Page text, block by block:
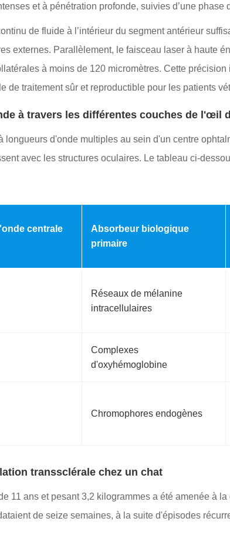
et à pénétration profonde, suivies d’une
de fluide à l’intérieur du segment antérieur
externes. Parallèlement, le faisceau laser à haute
à moins de 120 micromètres. Cette
de traitement sûr et reproductible pour les patients
à travers les différentes couches de l'œil
longueurs d'onde multiples au sein d'un centre
avec les structures oculaires. Le tableau ci-
centrale
Absorbeur biologique
primaire
Réseaux de mélanine
intracellulaires
Complexes
d'oxyhémoglobine
Chromophores endogènes
transsclérale chez un chat
11 ans et pesant 3,2 kilogrammes a été amenée à
de seize semaines, à la suite d'épisodes